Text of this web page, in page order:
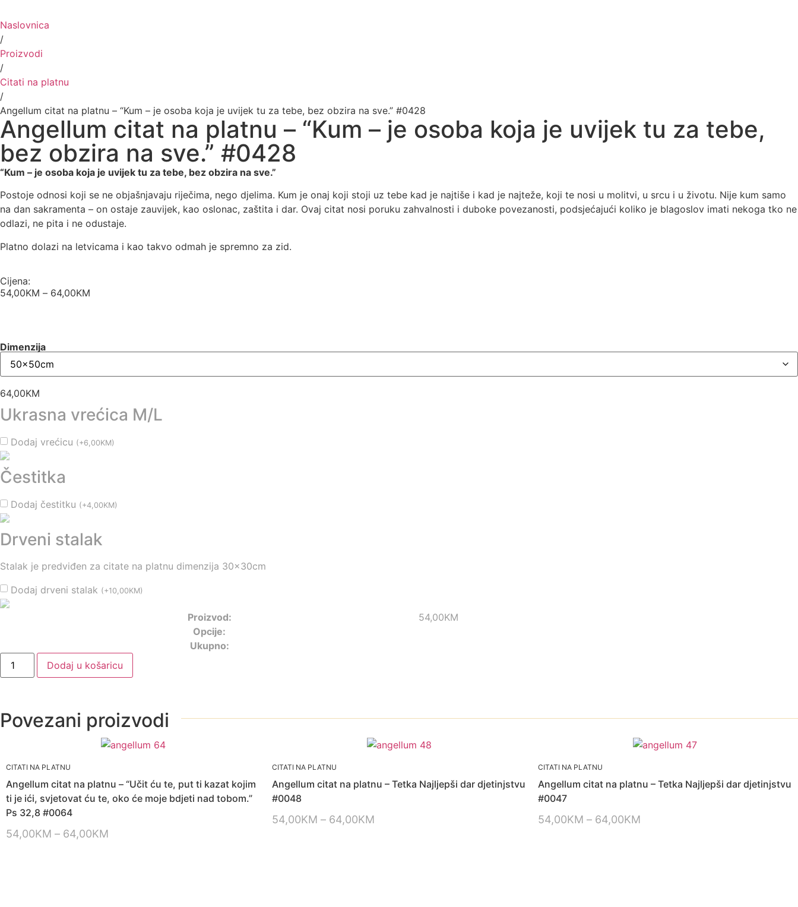
Naslovnica
/
Proizvodi
/
Citati na platnu
/
Angellum citat na platnu – “Kum – je osoba koja je uvijek tu za tebe, bez obzira na sve.” #0428
Angellum citat na platnu – “Kum – je osoba koja je uvijek tu za tebe,
bez obzira na sve.” #0428
“Kum – je osoba koja je uvijek tu za tebe, bez obzira na sve.”
Postoje odnosi koji se ne objašnjavaju riječima, nego djelima. Kum je onaj koji stoji uz tebe kad je najtiše i kad je najteže, koji te nosi u molitvi, u srcu i u životu. Nije kum samo
na dan sakramenta – on ostaje zauvijek, kao oslonac, zaštita i dar. Ovaj citat nosi poruku zahvalnosti i duboke povezanosti, podsjećajući koliko je blagoslov imati nekoga tko ne
odlazi, ne pita i ne odustaje.
Platno dolazi na letvicama i kao takvo odmah je spremno za zid.
Cijena:
54,00KM – 64,00KM
Dimenzija
64,00KM
Ukrasna vrećica M/L
Dodaj vrećicu (+6,00KM)
Čestitka
Dodaj čestitku (+4,00KM)
Drveni stalak
Stalak je predviđen za citate na platnu dimenzija 30x30cm
Dodaj drveni stalak (+10,00KM)
Proizvod: 54,00KM
Opcije:
Ukupno:
Dodaj u košaricu
Povezani proizvodi
CITATI NA PLATNU
Angellum citat na platnu – “Učit ću te, put ti kazat kojim
ti je ići, svjetovat ću te, oko će moje bdjeti nad tobom.”
Ps 32,8 #0064
54,00KM – 64,00KM
CITATI NA PLATNU
Angellum citat na platnu – Tetka Najljepši dar djetinjstvu
#0048
54,00KM – 64,00KM
CITATI NA PLATNU
Angellum citat na platnu – Tetka Najljepši dar djetinjstvu
#0047
54,00KM – 64,00KM